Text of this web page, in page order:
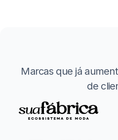
Marcas que já
de